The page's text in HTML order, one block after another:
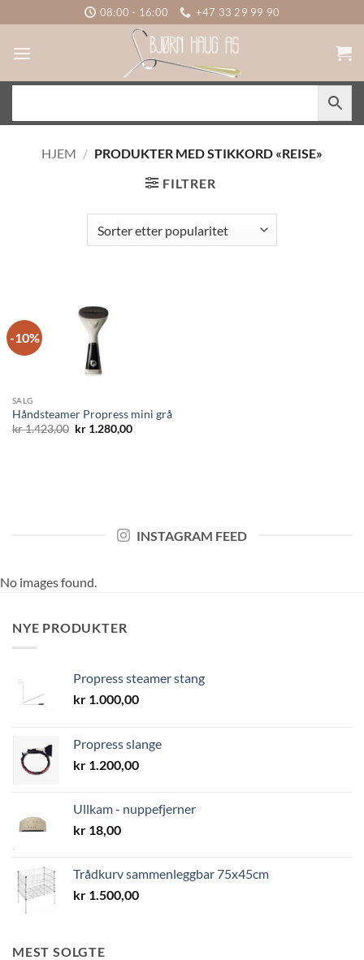
to
content
08:00 - 16:00 +47 33 29 99 90
HJEM / PRODUKTER MED STIKKORD «REISE»
FILTRER
-10%
SALG
Håndsteamer Propress mini grå
kr1.423,00 Opprinnelig
kr1.280,00Nåværende
INSTAGRAM FEED
No images found.
NYE PRODUKTER
Propress steamer stang
kr 1.000,00
Propress slange
kr 1.200,00
Ullkam - nuppefjerner
kr 18,00
Trådkurv sammenleggbar 75x45cm
kr 1.500,00
MEST SOLGTE